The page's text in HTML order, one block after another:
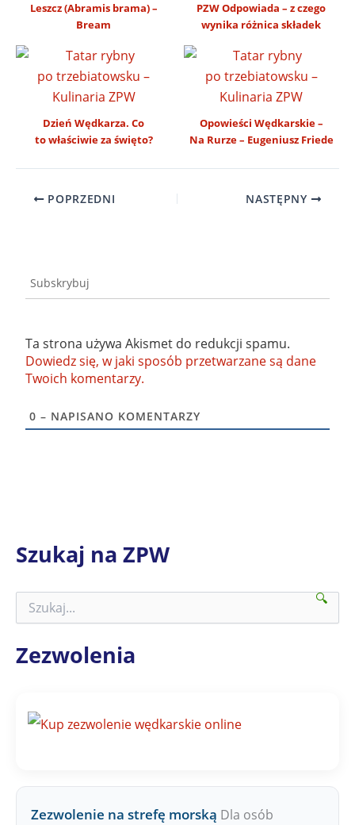
Leszcz (Abramis brama) –
Bream
PZW Odpowiada – z czego
wynika różnica składek
Dzień Wędkarza. Co
to właściwie za święto?
Opowieści Wędkarskie –
Na Rurze – Eugeniusz Friede
POPRZEDNI NASTĘPNY
Subskrybuj
Ta strona używa Akismet do redukcji spamu.
Dowiedz się, w jaki sposób przetwarzane są dane
Twoich komentarzy.
0 – NAPISANO KOMENTARZY
Szukaj na ZPW
k
a
🔍
Zezwolenia
Zezwolenie na strefę morską Dla osób